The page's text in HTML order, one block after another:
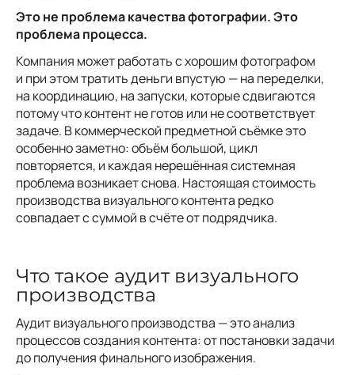
Это не проблема качества фотографии. Это
проблема процесса.
Компания может работать с хорошим фотографом
и при этом тратить деньги впустую — на переделки,
на координацию, на запуски, которые сдвигаются
потому что контент не готов или не соответствует
задаче. В коммерческой предметной съёмке это
особенно заметно: объём большой, цикл
повторяется, и каждая нерешённая системная
проблема возникает снова. Настоящая стоимость
производства визуального контента редко
совпадает с суммой в счёте от подрядчика.
Что такое аудит визуального
производства
Аудит визуального производства — это анализ
процессов создания контента: от постановки задачи
до получения финального изображения.